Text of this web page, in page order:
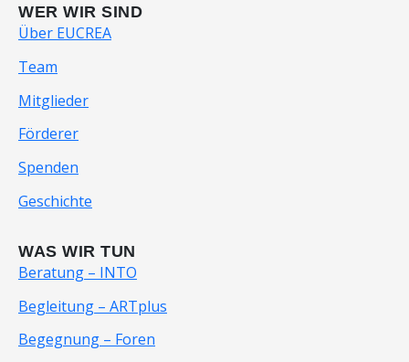
WER WIR SIND
Über EUCREA
Team
Mitglieder
Förderer
Spenden
Geschichte
WAS WIR TUN
Beratung – INTO
Begleitung – ARTplus
Begegnung – Foren